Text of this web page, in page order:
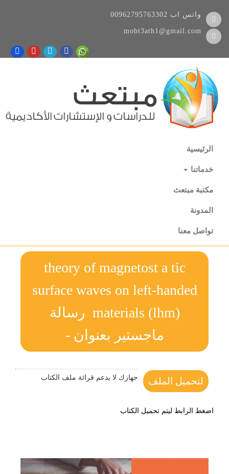
00962795763302 واتس اب
mobt3ath1@gmail.com
الرئيسية
خدماتنا
مكتبة مبتعث
المدونة
تواصل معنا
theory of magnetost a tic
surface waves on left-handed
materials (lhm) رسالة
ماجستير بعنوان -
لتحميل الملف جهازك لا يدعم قرائة ملف الكتاب
اضغط الرابط ليتم تحميل الكتاب